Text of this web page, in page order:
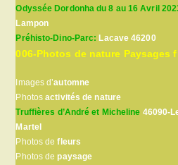
Odyssée Dordonha du 8 au 16 Avril
Lampon
Préhisto-Dino-Parc: Lacave 46200
006-Photos de nature Paysages
Images d’automne
Photosactivités de nature
Truffières d’André et Micheline 46090-
Martel
Photos defleurs
Photos depaysage